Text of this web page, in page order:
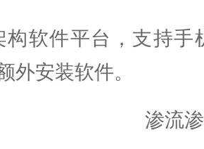
件平台，支持手
外安装软件。